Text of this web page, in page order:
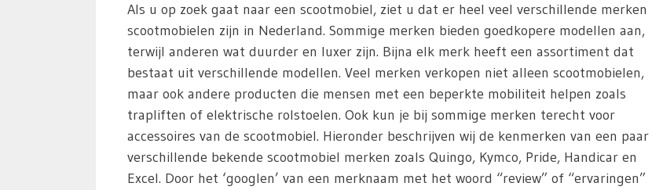
Als u op zoek gaat naar een scootmobiel, ziet u dat er heel veel verschillende merken
scootmobielen zijn in Nederland. Sommige merken bieden goedkopere modellen aan,
terwijl anderen wat duurder en luxer zijn. Bijna elk merk heeft een assortiment dat
bestaat uit verschillende modellen. Veel merken verkopen niet alleen scootmobielen,
maar ook andere producten die mensen met een beperkte mobiliteit helpen zoals
trapliften of elektrische rolstoelen. Ook kun je bij sommige merken terecht voor
accessoires van de scootmobiel. Hieronder beschrijven wij de kenmerken van een paar
verschillende bekende scootmobiel merken zoals Quingo, Kymco, Pride, Handicar en
Excel. Door het ‘googlen’ van een merknaam met het woord “review” of “ervaringen”